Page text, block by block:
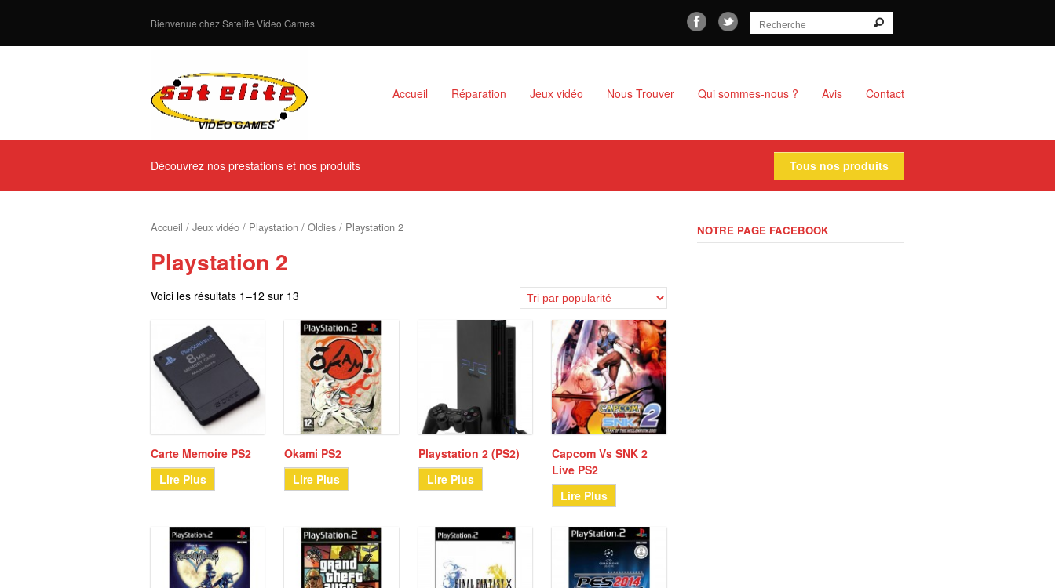
Bienvenue chez Satelite Video Games
Accueil Réparation Jeux vidéo Nous Trouver Qui sommes-nous ? Avis Contact
Découvrez nos prestations et nos produits Tous nos produits
Accueil / Jeux vidéo / Playstation / Oldies / Playstation 2
Playstation 2
Voici les résultats 1–12 sur 13
Carte Memoire PS2
Lire Plus
Okami PS2
Lire Plus
Playstation 2 (PS2)
Lire Plus
Capcom Vs SNK 2
Live PS2
Lire Plus
NOTRE PAGE FACEBOOK